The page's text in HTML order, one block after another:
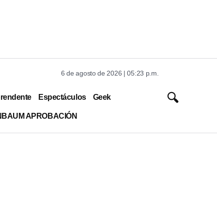
6 de agosto de 2026 | 05:23 p.m.
Espectáculos Geek
APROBACIÓN